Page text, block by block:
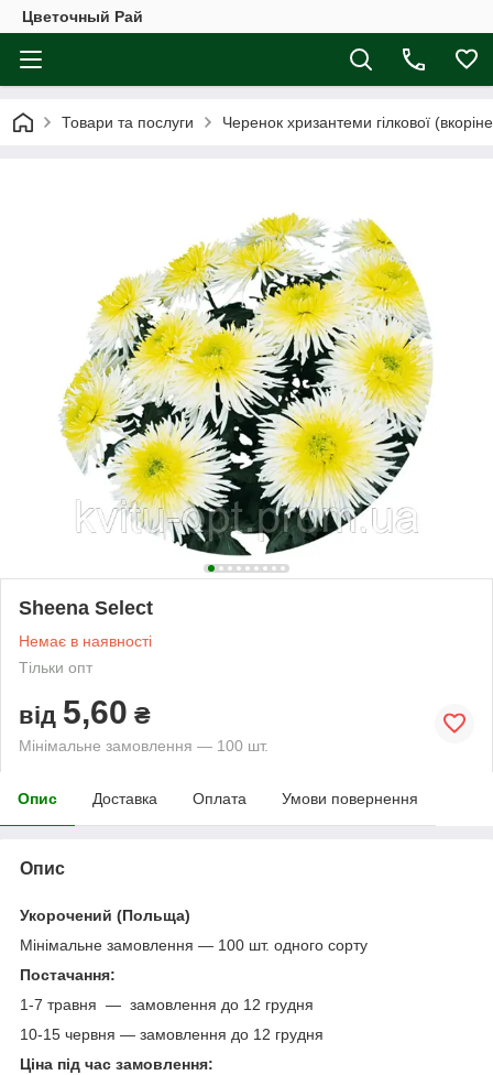
Цветочный Рай
Товари та послуги Черенок хризантеми гілкової
Sheena Select
Немає в наявності
Тільки опт
від 5,60 ₴
Мінімальне замовлення — 100 шт.
Опис Доставка Оплата Умови повернення
Опис
Укорочений (Польща)
Мінімальне замовлення — 100 шт. одного сорту
Постачання:
1-7 травня — замовлення до 12 грудня
10-15 червня — замовлення до 12 грудня
Ціна під час замовлення: